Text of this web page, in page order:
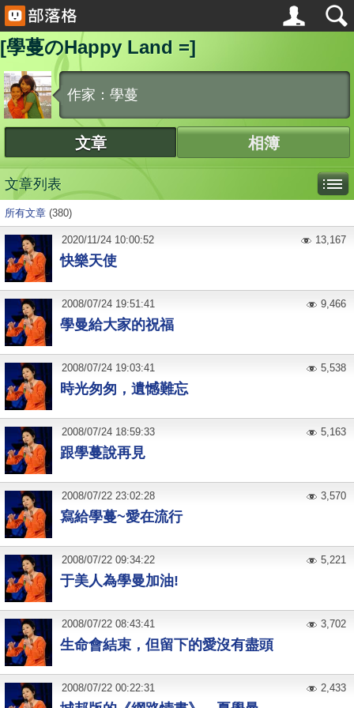
[學蔓のHappy Land =]
作家：學蔓
文章 相簿
文章列表
所有文章 (380)
快樂天使
2020/11/24 10:00:52 13,167
學曼給大家的祝福
2008/07/24 19:51:41 9,466
時光匆匆，遺憾難忘
2008/07/24 19:03:41 5,538
跟學蔓說再見
2008/07/24 18:59:33 5,163
寫給學蔓~愛在流行
2008/07/22 23:02:28 3,570
于美人為學曼加油!
2008/07/22 09:34:22 5,221
生命會結束，但留下的愛沒有盡頭
2008/07/22 08:43:41 3,702
2008/07/22 00:22:31 2,433